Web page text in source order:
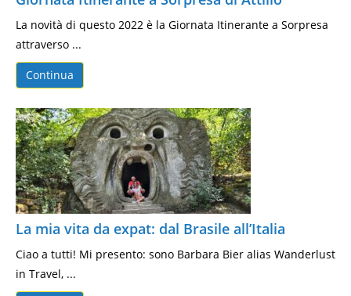
La novità di questo 2022 è la Giornata Itinerante a Sorpresa
attraverso ...
Continua
La mia vita da expat: dal Brasile all’Italia
Ciao a tutti! Mi presento: sono Barbara Bier alias Wanderlust
in Travel, ...